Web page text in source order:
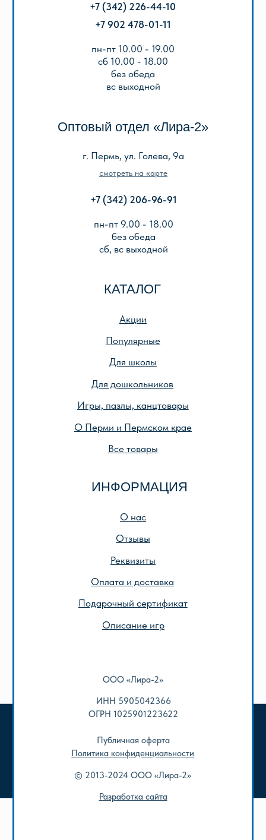
ИНФОРМАЦИЯ
О Перми и Пермском крае
Все товары
Отзывы
Оплата и доставка
ИНН 5905042366
Публичная оферта
Политика конфиденциальности
Описание игр